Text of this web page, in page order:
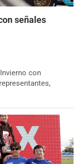
señales
con